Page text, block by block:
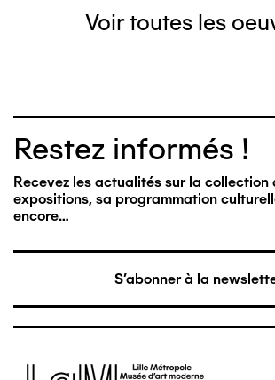
Voir toutes les
Restez informés !
Recevez les actualités sur la collection
expositions, sa programmation
encore…
S'abonner à la
Image